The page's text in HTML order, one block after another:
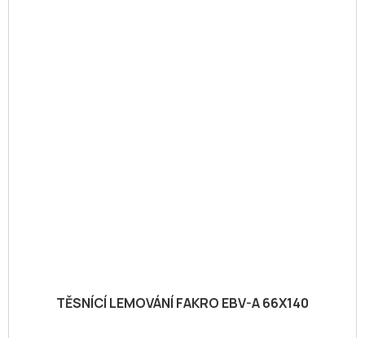
TĚSNÍCÍ LEMOVÁNÍ FAKRO EBV-A 66X140